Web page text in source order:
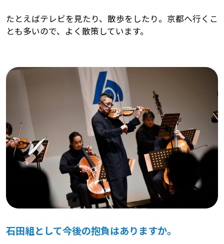
たとえばテレビを見たり、散歩をしたり。京都へ行くこ
とも多いので、よく散策しています。
石田組として今後の抱負はありますか。